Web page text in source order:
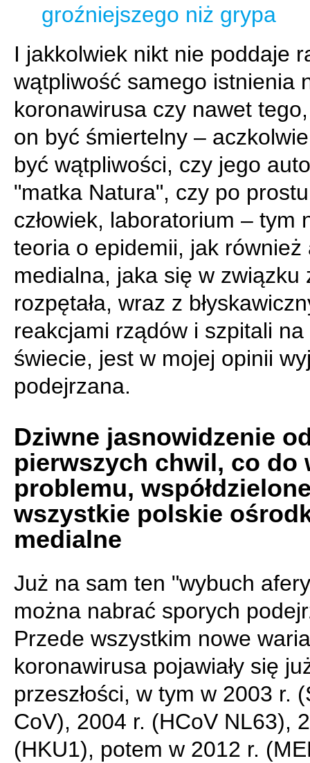
groźniejszego niż grypa
I jakkolwiek nikt nie poddaje
wątpliwość samego istnienia
koronawirusa czy nawet
on być śmiertelny –
być wątpliwości, czy jego
"matka Natura", czy po prostu
człowiek, laboratorium – tym
teoria o epidemii, jak również
medialna, jaka się w związku
rozpętała, wraz z
reakcjami rządów i szpitali na
świecie, jest w mojej opinii
podejrzana.
Dziwne jasnowidzenie
pierwszych chwil, co do
problemu,
wszystkie polskie
medialne
Już na sam ten "wybuch
można nabrać sporych
Przede wszystkim nowe
koronawirusa pojawiały się
przeszłości, w tym w 2003 r.
CoV), 2004 r. (HCoV NL63),
(HKU1), potem w 2012 r.